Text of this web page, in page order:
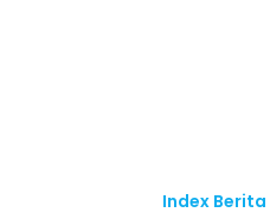
Index Berita